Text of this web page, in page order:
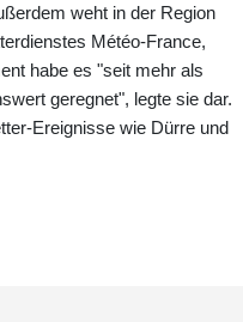
weht in der Region
Météo-France,
habe es "seit mehr als
geregnet", legte sie dar.
Ereignisse wie Dürre und